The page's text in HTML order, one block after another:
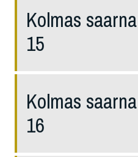
Kolmas
15
Kolmas
16